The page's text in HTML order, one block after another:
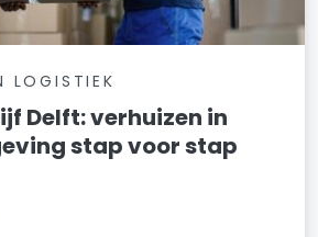
LOGISTIEK
Delft: verhuizen in
stap voor stap